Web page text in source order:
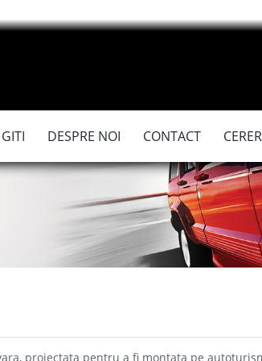
DESPRE NOI CONTACT
proiectata pentru a fi montata pe